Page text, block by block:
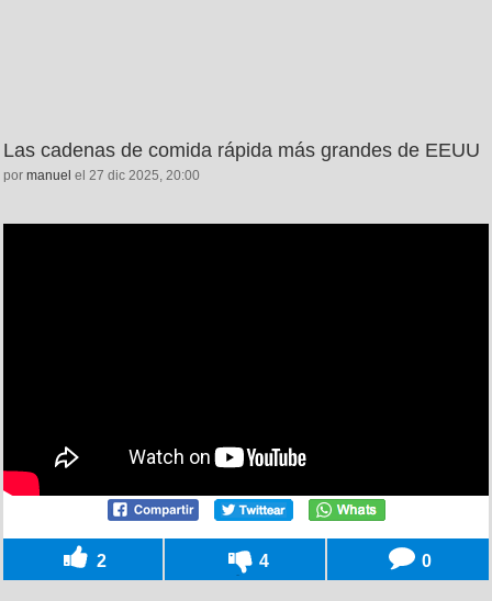
Las cadenas de comida rápida más grandes de EEUU
por manuel el 27 dic 2025, 20:00
2 4 0